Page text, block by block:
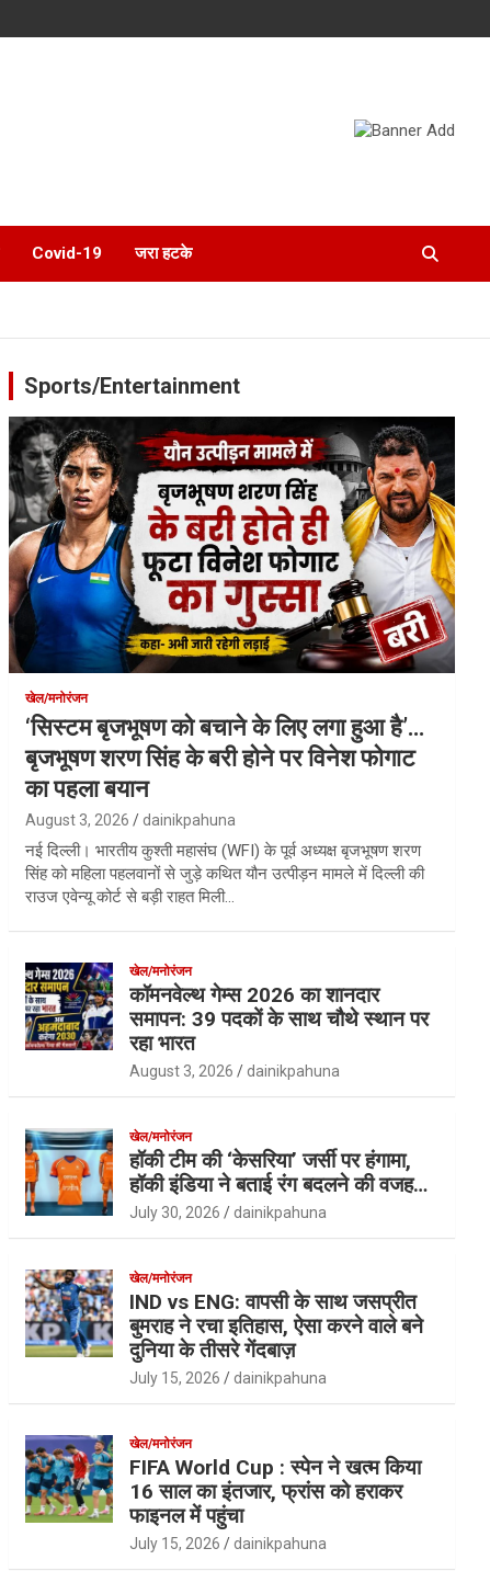
Covid-19 जरा हटके
Sports/Entertainment
खेल/मनोरंजन
‘सिस्टम बृजभूषण को बचाने के लिए लगा हुआ है’…
बृजभूषण शरण सिंह के बरी होने पर विनेश फोगाट
का पहला बयान
August 3, 2026 dainikpahuna
नई दिल्ली। भारतीय कुश्ती महासंघ (WFI) के पूर्व अध्यक्ष बृजभूषण शरण
सिंह को महिला पहलवानों से जुड़े कथित यौन उत्पीड़न मामले में दिल्ली की
राउज एवेन्यू कोर्ट से बड़ी राहत मिली…
खेल/मनोरंजन
कॉमनवेल्थ गेम्स 2026 का शानदार
समापन: 39 पदकों के साथ चौथे स्थान पर
रहा भारत
August 3, 2026 dainikpahuna
खेल/मनोरंजन
हॉकी टीम की ‘केसरिया’ जर्सी पर हंगामा,
हॉकी इंडिया ने बताई रंग बदलने की वजह…
July 30, 2026 dainikpahuna
खेल/मनोरंजन
IND vs ENG: वापसी के साथ जसप्रीत
बुमराह ने रचा इतिहास, ऐसा करने वाले बने
दुनिया के तीसरे गेंदबाज़
July 15, 2026 dainikpahuna
खेल/मनोरंजन
FIFA World Cup : स्पेन ने खत्म किया
16 साल का इंतजार, फ्रांस को हराकर
फाइनल में पहुंचा
July 15, 2026 dainikpahuna